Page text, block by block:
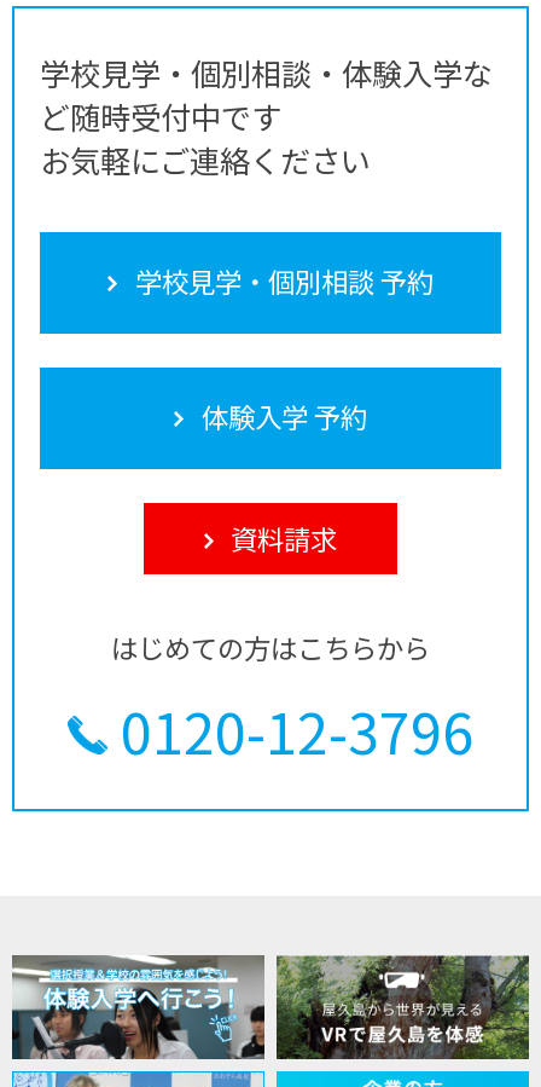
学校見学・個別相談・体験入学な
ど随時受付中です
お気軽にご連絡ください
学校見学・個別相談 予約
体験入学 予約
資料請求
はじめての方はこちらから
0120-12-3796